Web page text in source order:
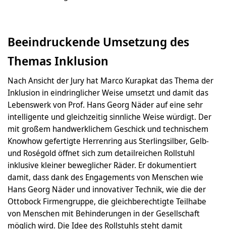
Beeindruckende Umsetzung des
Themas Inklusion
Nach Ansicht der Jury hat Marco Kurapkat das Thema der
Inklusion in eindringlicher Weise umsetzt und damit das
Lebenswerk von Prof. Hans Georg Näder auf eine sehr
intelligente und gleichzeitig sinnliche Weise würdigt. Der
mit großem handwerklichem Geschick und technischem
Knowhow gefertigte Herrenring aus Sterlingsilber, Gelb-
und Roségold öffnet sich zum detailreichen Rollstuhl
inklusive kleiner beweglicher Räder. Er dokumentiert
damit, dass dank des Engagements von Menschen wie
Hans Georg Näder und innovativer Technik, wie die der
Ottobock Firmengruppe, die gleichberechtigte Teilhabe
von Menschen mit Behinderungen in der Gesellschaft
möglich wird. Die Idee des Rollstuhls steht damit